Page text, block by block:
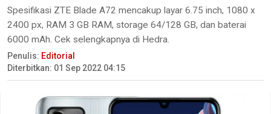
Spesifikasi ZTE Blade A72 mencakup layar 6.75 inch, 1080 x
2400 px, RAM 3 GB RAM, storage 64/128 GB, dan baterai
6000 mAh. Cek selengkapnya di Hedra.
Penulis: Editorial
Diterbitkan: 01 Sep 2022 04:15